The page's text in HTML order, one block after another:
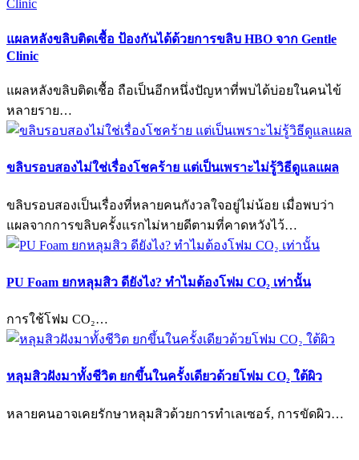
แผลหลังขลิบติดเชื้อ ป้องกันได้ด้วยการขลิบ HBO จาก Gentle
Clinic
แผลหลังขลิบติดเชื้อ ถือเป็นอีกหนึ่งปัญหาที่พบได้บ่อยในคนไข้
หลายราย…
ขลิบรอบสองไม่ใช่เรื่องโชคร้าย แต่เป็นเพราะไม่รู้วิธีดูแลแผล
ขลิบรอบสองเป็นเรื่องที่หลายคนกังวลใจอยู่ไม่น้อย เมื่อพบว่า
แผลจากการขลิบครั้งแรกไม่หายดีตามที่คาดหวังไว้…
PU Foam ยกหลุมสิว ดียังไง? ทำไมต้องโฟม CO₂ เท่านั้น
การใช้โฟม CO₂…
หลุมสิวฝังมาทั้งชีวิต ยกขึ้นในครั้งเดียวด้วยโฟม CO₂ ใต้ผิว
หลายคนอาจเคยรักษาหลุมสิวด้วยการทำเลเซอร์, การขัดผิว…